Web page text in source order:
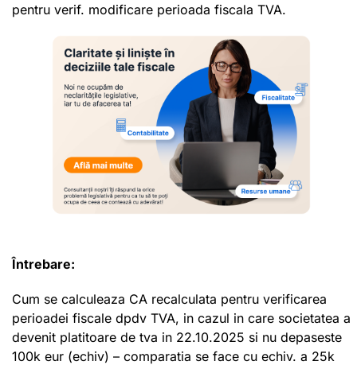
pentru verif. modificare perioada fiscala TVA.
Întrebare:
Cum se calculeaza CA recalculata pentru verificarea
perioadei fiscale dpdv TVA, in cazul in care societatea a
devenit platitoare de tva in 22.10.2025 si nu depaseste
100k eur (echiv) – comparatia se face cu echiv. a 25k